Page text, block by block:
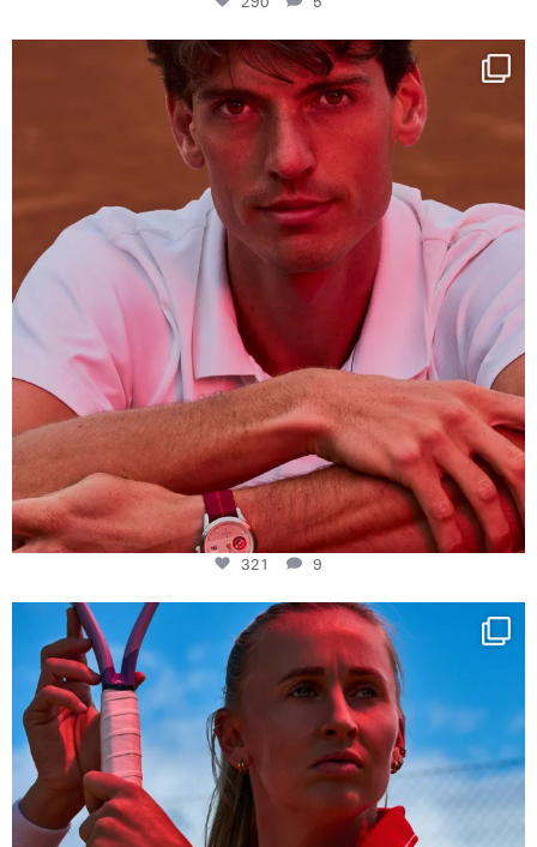
One last dance at home
This week at...
321
9
321 9
Determination, elegance and Swiss precision —
441
14